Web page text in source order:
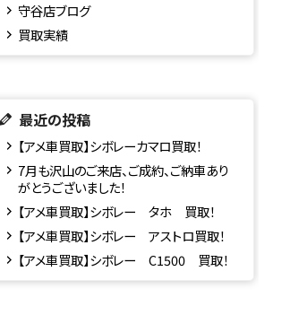
守谷店ブログ
買取実績
最近の投稿
【アメ車買取】シボレーカマロ買取！
7月も沢山のご来店、ご成約、ご納車あり
がとうございました！
【アメ車買取】シボレー タホ 買取！
【アメ車買取】シボレー アストロ買取！
【アメ車買取】シボレー C1500 買取！